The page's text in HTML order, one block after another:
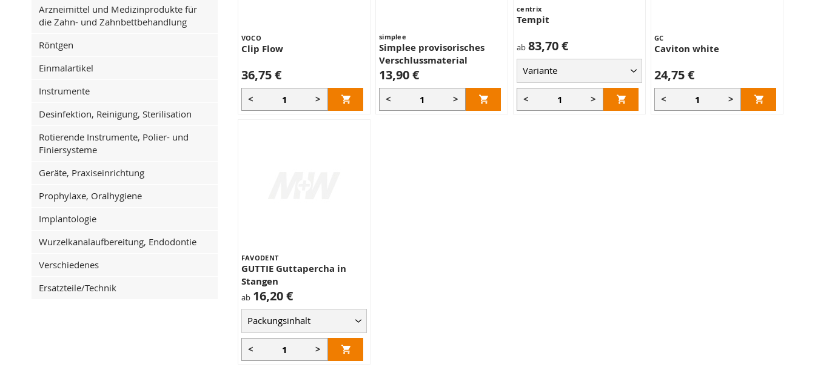
VOCO
Clip Flow
36,75 €
< >
simplee
Simplee provisorisches
Verschlussmaterial
13,90 €
< >
centrix
Tempit
ab 83,70 €
< >
GC
Caviton white
24,75 €
< >
FAVODENT
GUTTIE Guttapercha in
Stangen
ab 16,20 €
< >
Arzneimittel und Medizinprodukte für
die Zahn- und Zahnbettbehandlung
Röntgen
Einmalartikel
Instrumente
Desinfektion, Reinigung, Sterilisation
Rotierende Instrumente, Polier- und
Finiersysteme
Geräte, Praxiseinrichtung
Prophylaxe, Oralhygiene
Implantologie
Wurzelkanalaufbereitung, Endodontie
Verschiedenes
Ersatzteile/Technik